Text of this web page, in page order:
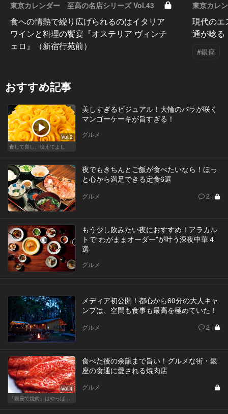
東京カレンダー 至高の名店シリーズ Vol.43
食への情熱で繰り広げられるのはイタリア
ワインと料理の饗宴『オステリア ヴィンチ
ェロ』（新宿行苑前）
東京カレ
現代のエ
通が唸る
#銀座
おすすめ記事
Vol.2
食して良し、映えてよし
美しすぎるビジュアル！大輪のバラが咲く
マンゴーケーキが旨すぎる！
グルメ
夜でもきちんとご飯が食べたいなら！ほっ
と心から満足できる定食6選
グルメ 2
もう少し飲みたい夜におすすめ！アラカル
トで“わがままオーダー”が叶う深夜中華４
選
グルメ
メディア初公開！都心から60分の大人キャ
ンプは、空間も食事も最高を極めていた！
グルメ 2
Vol.4
「銀座で焼肉」はやっぱりテンションが上がります！
食べた後の余韻まで旨い！グルメな街・銀
座の食通に愛される焼肉店
グルメ